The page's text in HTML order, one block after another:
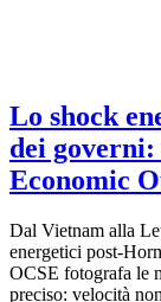
Lo shock
dei governi:
Economic
Dal Vietnam alla
energetici post-
OCSE fotografa le
preciso: velocità